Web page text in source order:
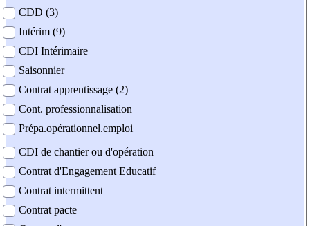
CDD (3)
Intérim (9)
CDI Intérimaire
Saisonnier
Contrat apprentissage (2)
Cont. professionnalisation
Prépa.opérationnel.emploi
CDI de chantier ou d'opération
Contrat d'Engagement Educatif
Contrat intermittent
Contrat pacte